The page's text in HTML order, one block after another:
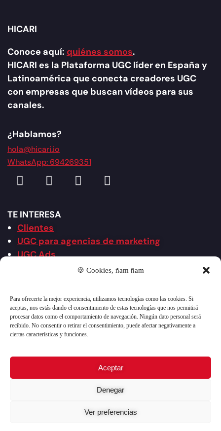
🍪 Cookies, ñam ñam
Para ofrecerte la mejor experiencia, utilizamos tecnologías como las cookies. Si
aceptas, nos estás dando el consentimiento de estas tecnologías que nos permitirá
procesar datos como el comportamiento de navegación. Ningún dato personal será
recibido. No consentir o retirar el consentimiento, puede afectar negativamente a
ciertas características y funciones.
Aceptar
Denegar
Ver preferencias
HICARI
Conoce aquí: quiénes somos.
HICARI es la Plataforma UGC líder en España y
Latinoamérica que conecta creadores UGC
con empresas que buscan vídeos para sus
canales.
¿Hablamos?
hola@hicari.io
WhatsApp: 694269351
TE INTERESA
Clientes
UGC para agencias de marketing
UGC Ads
UGC 2.0 Creativo
Agencia de redes sociales
Vídeos por industria
Vídeos por formato
Copyright 2026 © HICARI marca registrada de HICARI